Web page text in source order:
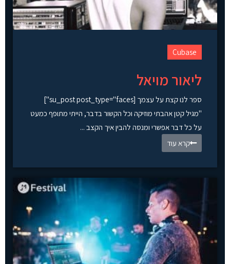
Cubase
ליאור מויאל
ספר לנו קצת על עצמך [su_post post_type="faces"]
"מגיל קטן אהבתי מוזיקה וכל הקשור בדבר, הייתי מתופף כמעט
על כל דבר אפשרי ומנסה להבין איך הקצב ...
קרא עוד